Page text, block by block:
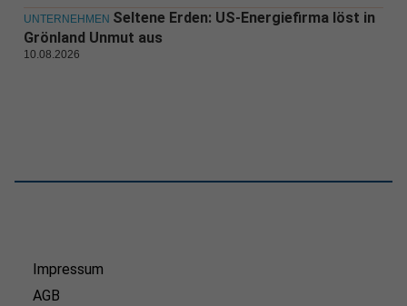
UNTERNEHMEN Seltene Erden: US-Energiefirma löst in
Grönland Unmut aus
10.08.2026
Impressum
AGB